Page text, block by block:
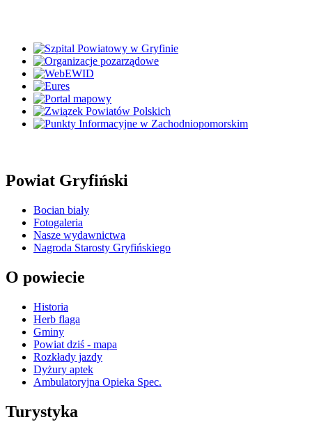
Powiat Gryfiński
Bocian biały
Fotogaleria
Nasze wydawnictwa
Nagroda Starosty Gryfińskiego
O powiecie
Historia
Herb flaga
Gminy
Powiat dziś - mapa
Rozkłady jazdy
Dyżury aptek
Ambulatoryjna Opieka Spec.
Turystyka